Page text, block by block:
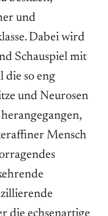
und
Dabei wird
Schauspiel mit
die so eng
und Neurosen
Mensch
die echsenartige